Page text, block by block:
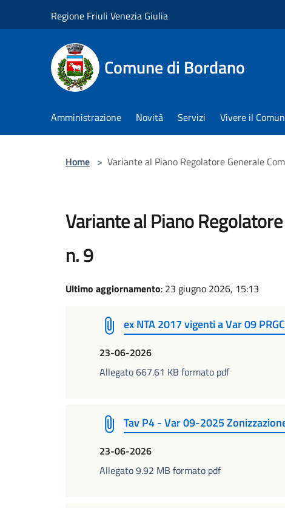
Regione Friuli Venezia Giulia
Comune di Bordano
Amministrazione Novità Servizi Vivere il
Home > Variante al Piano Regolatore Generale
Variante al Piano
n. 9
Ultimo aggiornamento: 23 giugno 2026, 15:13
ex NTA 2017 vigenti a Var 09
23-06-2026
Allegato 667.61 KB formato pdf
Tav P4 - Var 09-2025
23-06-2026
Allegato 9.92 MB formato pdf